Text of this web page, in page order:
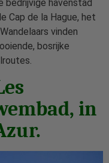
bedrijvige havenstad
Cap de la Hague, het
vinden
bosrijke
in